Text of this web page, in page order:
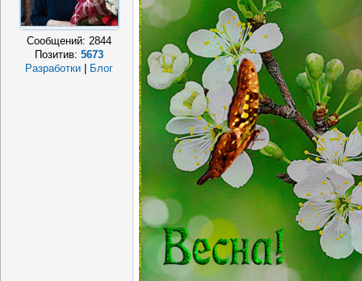
Сообщений: 2844
Позитив: 5673
Разработки
Блог